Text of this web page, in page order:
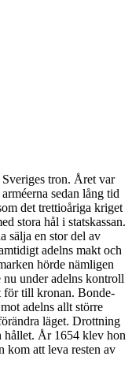
tron. Året var
sedan lång tid
det trettioåriga kriget
stora hål i statskassan.
sälja en stor del av
adelns makt och
hörde nämligen
nu under adelns kontroll
för till kronan. Bonde-
adelns allt större
läget. Drottning
hållet. År 1654 klev hon
kom att leva resten av